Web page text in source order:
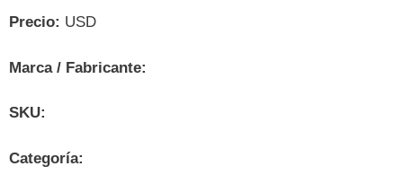
Precio: USD
Marca / Fabricante:
SKU:
Categoría: